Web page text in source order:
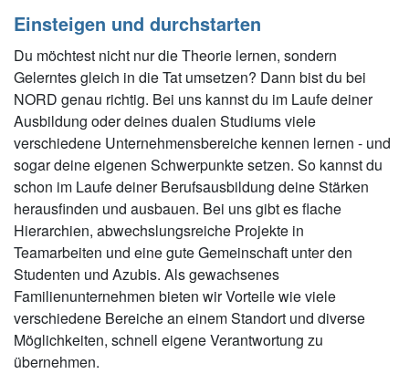
Einsteigen und durchstarten
Du möchtest nicht nur die Theorie lernen, sondern
Gelerntes gleich in die Tat umsetzen? Dann bist du bei
NORD genau richtig. Bei uns kannst du im Laufe deiner
Ausbildung oder deines dualen Studiums viele
verschiedene Unternehmensbereiche kennen lernen - und
sogar deine eigenen Schwerpunkte setzen. So kannst du
schon im Laufe deiner Berufsausbildung deine Stärken
herausfinden und ausbauen. Bei uns gibt es flache
Hierarchien, abwechslungsreiche Projekte in
Teamarbeiten und eine gute Gemeinschaft unter den
Studenten und Azubis. Als gewachsenes
Familienunternehmen bieten wir Vorteile wie viele
verschiedene Bereiche an einem Standort und diverse
Möglichkeiten, schnell eigene Verantwortung zu
übernehmen.